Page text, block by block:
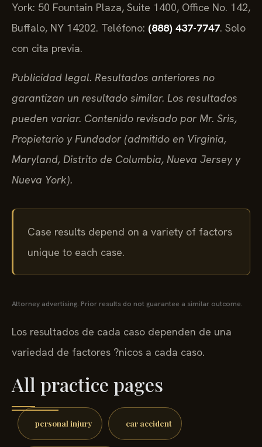
York: 50 Fountain Plaza, Suite 1400, Office No. 142,
Buffalo, NY 14202. Teléfono: (888) 437-7747. Solo
con cita previa.
Publicidad legal. Resultados anteriores no
garantizan un resultado similar. Los resultados
pueden variar. Contenido revisado por Mr. Sris,
Propietario y Fundador (admitido en Virginia,
Maryland, Distrito de Columbia, Nueva Jersey y
Nueva York).
Case results depend on a variety of factors
unique to each case.
Attorney advertising. Prior results do not guarantee a similar outcome.
Los resultados de cada caso dependen de una
variedad de factores ?nicos a cada caso.
All practice pages
personal injury car accident